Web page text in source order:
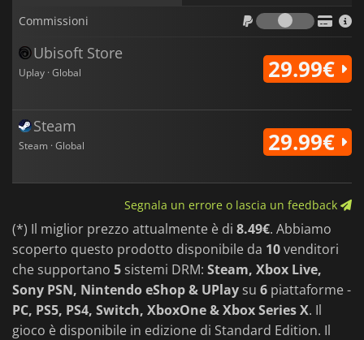
Commissioni
Ubisoft Store
Uplay · Global 29.99€
Steam
Steam · Global 29.99€
Segnala un errore o lascia un feedback
(*) Il miglior prezzo attualmente è di 8.49€. Abbiamo
scoperto questo prodotto disponibile da 10venditori
che supportano 5 sistemi DRM: Steam, Xbox Live,
Sony PSN, Nintendo eShop & UPlay su 6 piattaforme -
PC, PS5, PS4, Switch, XboxOne & Xbox Series X. Il
gioco è disponibile in edizione di Standard Edition. Il